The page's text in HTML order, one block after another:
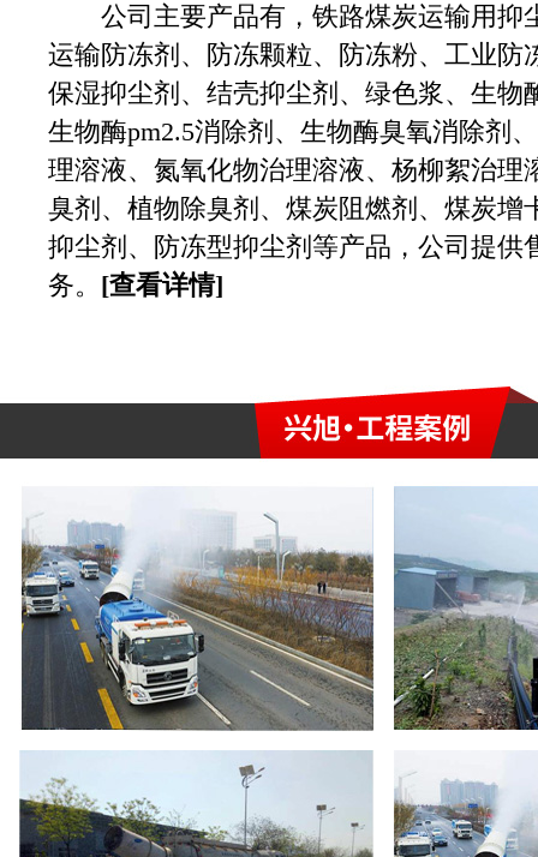
公司主要产品有，铁路煤炭运输用抑
运输防冻剂、防冻颗粒、防冻粉、工业防
保湿抑尘剂、结壳抑尘剂、绿色浆、生物
生物酶pm2.5消除剂、生物酶臭氧消除剂
理溶液、氮氧化物治理溶液、杨柳絮治理
臭剂、植物除臭剂、煤炭阻燃剂、煤炭增
抑尘剂、防冻型抑尘剂等产品，公司提供
务。 [查看详情]